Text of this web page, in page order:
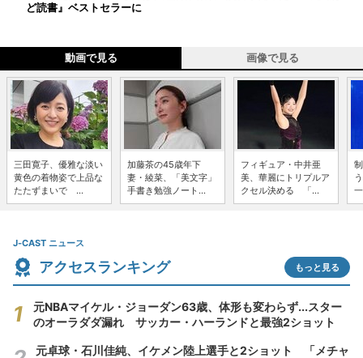
ど読書』ベストセラーに
動画で見る 画像で見る
三田寛子、優雅な淡い
黄色の着物姿で上品な
たたずまいで ...
加藤茶の45歳年下
妻・綾菜、「美文字」
手書き勉強ノート...
フィギュア・中井亜
美、華麗にトリプルア
クセル決める 「...
J-CAST ニュース
アクセスランキング もっと見る
元NBAマイケル・ジョーダン63歳、体形も変わらず...スター
のオーラダダ漏れ サッカー・ハーランドと最強2ショット
元卓球・石川佳純、イケメン陸上選手と2ショット 「メチャ